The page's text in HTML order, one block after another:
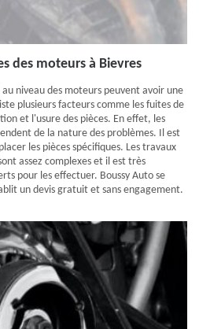
des moteurs à Bievres
niveau des moteurs peuvent avoir une
plusieurs facteurs comme les fuites de
et l'usure des pièces. En effet, les
de la nature des problèmes. Il est
les pièces spécifiques. Les travaux
assez complexes et il est très
pour les effectuer. Boussy Auto se
un devis gratuit et sans engagement.